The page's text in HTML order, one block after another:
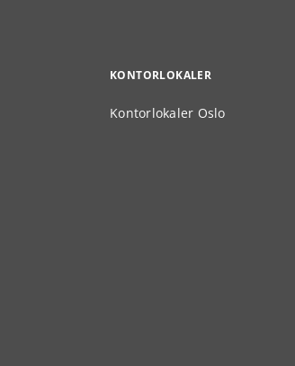
KONTORLOKALER
Kontorlokaler Oslo